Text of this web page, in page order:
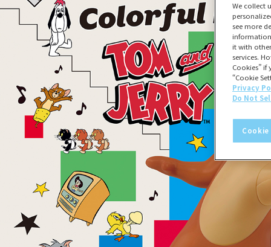
We collect
see more
it with
services.
Cookies”
“Cookie
Privacy
Do Not